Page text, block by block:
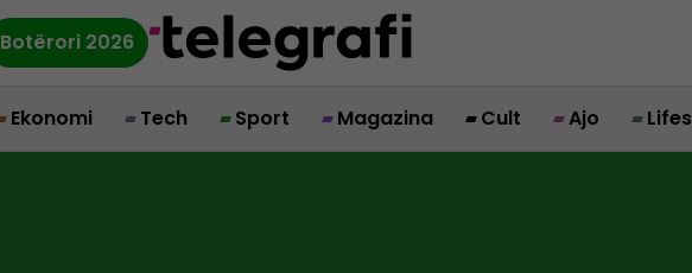
Botërori 2026
Ekonomi Tech Sport Magazina Cult Ajo